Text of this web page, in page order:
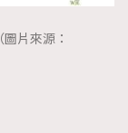
圖片來源：